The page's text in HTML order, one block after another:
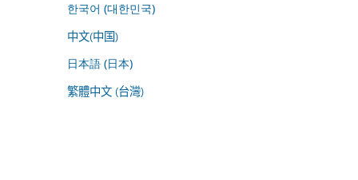
한국어 (대한민국)
中文(中国)
日本語 (日本)
繁體中文 (台灣)